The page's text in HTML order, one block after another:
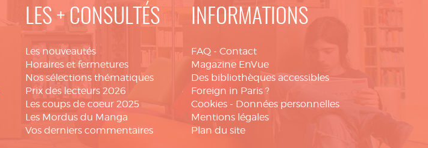
LES + CONSULTÉS
Les nouveautés
Horaires et fermetures
Nos sélections thématiques
Prix des lecteurs 2026
Les coups de coeur 2025
Les Mordus du Manga
Vos derniers commentaires
INFORMATIONS
FAQ - Contact
Magazine EnVue
Des bibliothèques accessibles
Foreign in Paris ?
Cookies - Données personnelles
Mentions légales
Plan du site